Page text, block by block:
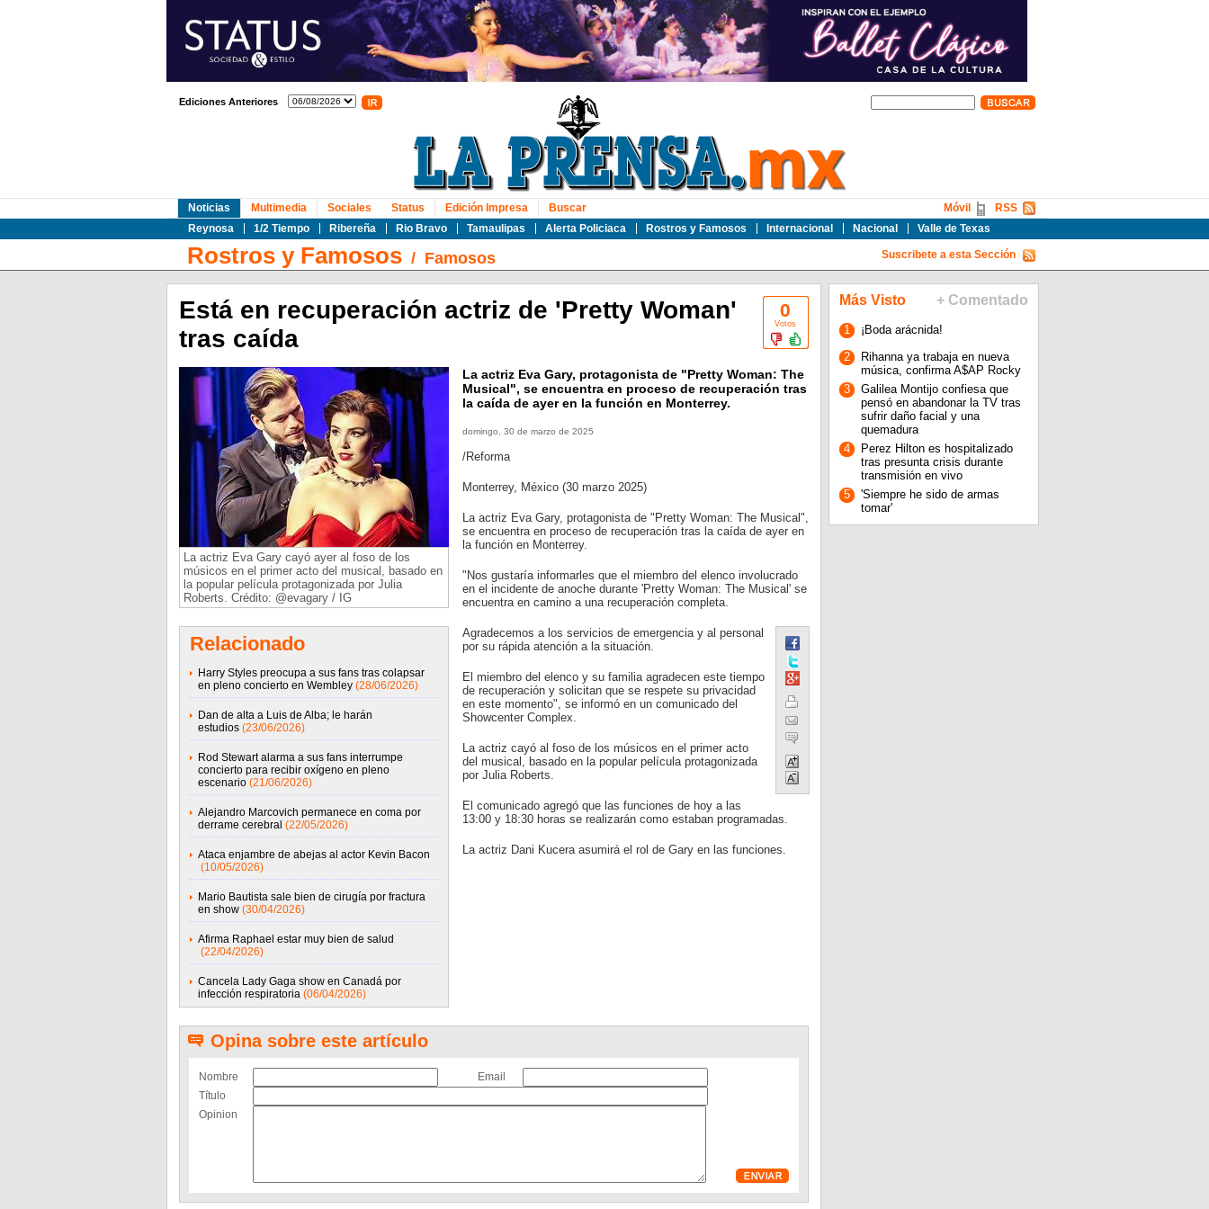
Ediciones Anteriores
Noticias
Reynosa
1/2 Tiempo Ribereña Rio Bravo Tamaulipas Alerta Policiaca Rostros y Famosos Internacional Nacional Valle de Texas
Multimedia Sociales Status Edición Impresa Buscar RSS
Móvil
Rostros y Famosos/ Famosos Suscribete a esta Sección
0
Votos
Está en recuperación actriz de 'Pretty Woman'
tras caída
La actriz Eva Gary cayó ayer al foso de los
músicos en el primer acto del musical, basado en
la popular película protagonizada por Julia
Roberts. Crédito: @evagary / IG
Relacionado
Harry Styles preocupa a sus fans tras colapsar
en pleno concierto en Wembley (28/06/2026)
Dan de alta a Luis de Alba; le harán
estudios (23/06/2026)
Rod Stewart alarma a sus fans interrumpe
concierto para recibir oxígeno en pleno
escenario (21/06/2026)
Alejandro Marcovich permanece en coma por
derrame cerebral (22/05/2026)
Ataca enjambre de abejas al actor Kevin Bacon
(10/05/2026)
Mario Bautista sale bien de cirugía por fractura
en show (30/04/2026)
Afirma Raphael estar muy bien de salud
(22/04/2026)
Cancela Lady Gaga show en Canadá por
infección respiratoria (06/04/2026)
La actriz Eva Gary, protagonista de "Pretty Woman: The
Musical", se encuentra en proceso de recuperación tras
la caída de ayer en la función en Monterrey.
domingo, 30 de marzo de 2025
/Reforma
Monterrey, México (30 marzo 2025)
La actriz Eva Gary, protagonista de "Pretty Woman: The Musical",
se encuentra en proceso de recuperación tras la caída de ayer en
la función en Monterrey.
"Nos gustaría informarles que el miembro del elenco involucrado
en el incidente de anoche durante 'Pretty Woman: The Musical' se
encuentra en camino a una recuperación completa.
Agradecemos a los servicios de emergencia y al personal
por su rápida atención a la situación.
El miembro del elenco y su familia agradecen este tiempo
de recuperación y solicitan que se respete su privacidad
en este momento", se informó en un comunicado del
Showcenter Complex.
La actriz cayó al foso de los músicos en el primer acto
del musical, basado en la popular película protagonizada
por Julia Roberts.
El comunicado agregó que las funciones de hoy a las
13:00 y 18:30 horas se realizarán como estaban programadas.
La actriz Dani Kucera asumirá el rol de Gary en las funciones.
Opina sobre este artículo
Nombre
Email
Título
Opinion
Más Visto + Comentado
1
¡Boda arácnida!
2
Rihanna ya trabaja en nueva
música, confirma A$AP Rocky
3
Galilea Montijo confiesa que
pensó en abandonar la TV tras
sufrir daño facial y una
quemadura
4
Perez Hilton es hospitalizado
tras presunta crisis durante
transmisión en vivo
5
'Siempre he sido de armas
tomar'